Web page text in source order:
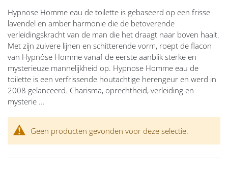
Hypnose Homme eau de toilette is gebaseerd op een frisse
lavendel en amber harmonie die de betoverende
verleidingskracht van de man die het draagt naar boven haalt​​.
Met zijn zuivere lijnen en schitterende vorm, roept de flacon
van Hypnôse Homme vanaf de eerste aanblik sterke en
mysterieuze mannelijkheid op. Hypnose Homme eau de
toilette is een verfrissende houtachtige herengeur en werd in
2008 gelanceerd. Charisma, oprechtheid, verleiding en
mysterie ...
Geen producten gevonden voor deze selectie.